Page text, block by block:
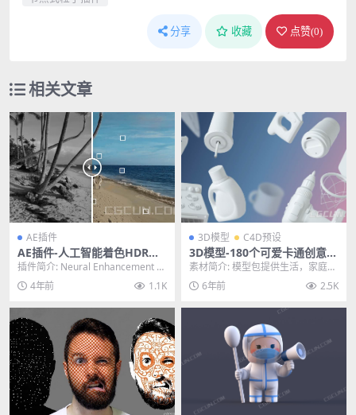
分享 收藏 点赞(0)
相关文章
AE插件
AE插件-人工智能着色HDR画
面增强插件 Neural Enhance
ment Suite V1.0.2 Win GPU
插件简介: Neural Enhancement S
uite插件是一个功能强大的...
4年前 1.1K
3D模型 C4D预设
3D模型-180个可爱卡通创意C
4D预设FBX三维模型
素材简介: 模型包提供生活，家庭，
户外探险，制作工坊四大类，用18
0个可爱卡通创...
6年前 2.5K